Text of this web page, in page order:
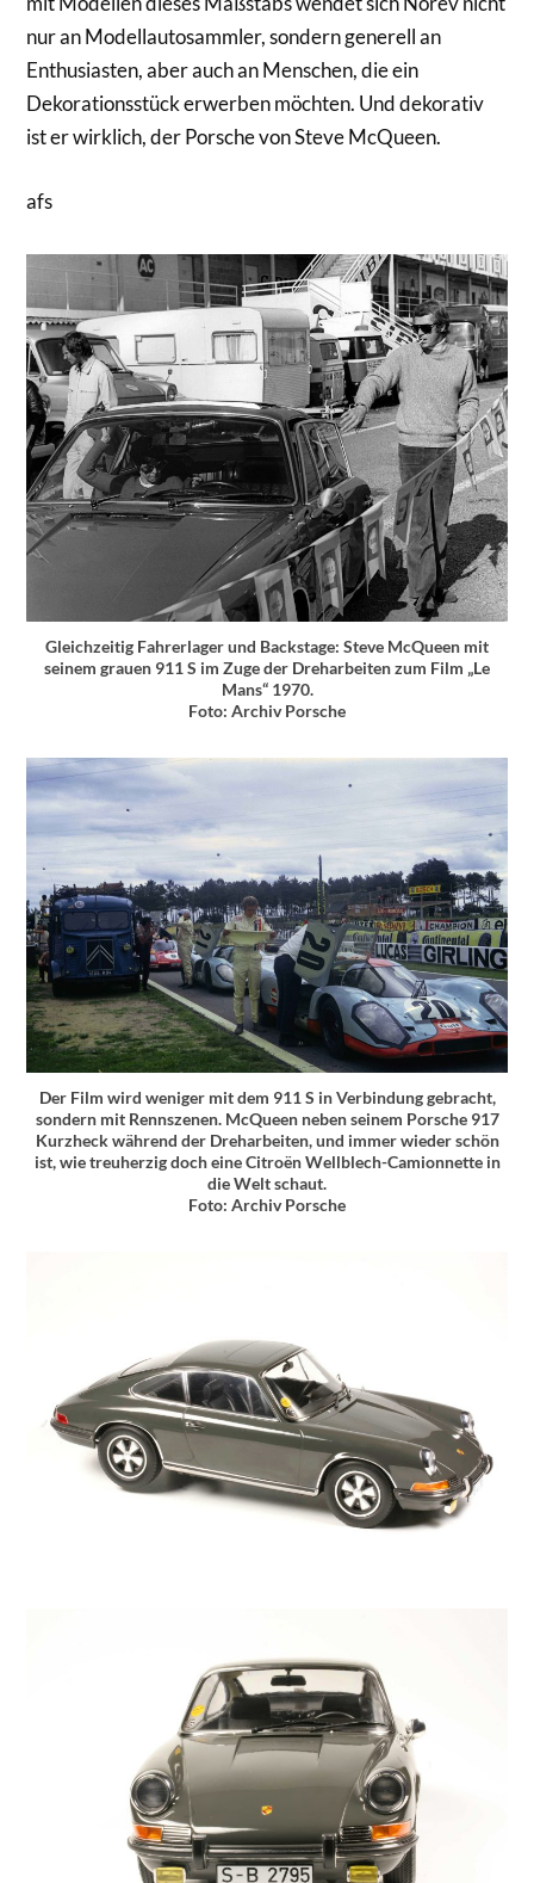
nur an Modellautosammler, sondern generell an
Enthusiasten, aber auch an Menschen, die ein
Dekorationsstück erwerben möchten. Und dekorativ
ist er wirklich, der Porsche von Steve McQueen.
afs
Gleichzeitig Fahrerlager und Backstage: Steve McQueen mit
seinem grauen 911 S im Zuge der Dreharbeiten zum Film „Le
Mans“ 1970.
Foto: Archiv Porsche
Der Film wird weniger mit dem 911 S in Verbindung gebracht,
sondern mit Rennszenen. McQueen neben seinem Porsche 917
Kurzheck während der Dreharbeiten, und immer wieder schön
ist, wie treuherzig doch eine Citroën Wellblech-Camionnette in
die Welt schaut.
Foto: Archiv Porsche